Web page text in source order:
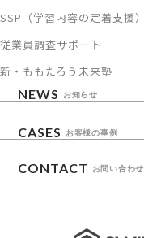
SSP（学習内容の定着支援）
従業員調査サポート
新・ももたろう未来塾
NEWS
お知らせ
CASES お客様の事例
CONTACT お問い合わせ